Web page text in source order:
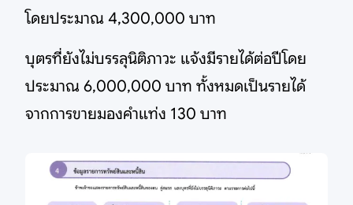
โดยประมาณ 4,300,000 บาท
บุตรที่ยังไม่บรรลุนิติภาวะ แจ้งมีรายได้ต่อปีโดย
ประมาณ 6,000,000 บาท ทั้งหมดเป็นรายได้
จากการขายมองคำแท่ง 130 บาท